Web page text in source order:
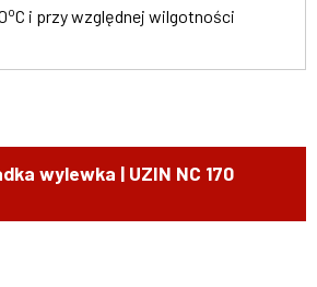
oC i przy względnej wilgotności
wylewka | UZIN NC 170